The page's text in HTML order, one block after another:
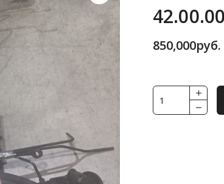
850,000руб.
Количество
товара